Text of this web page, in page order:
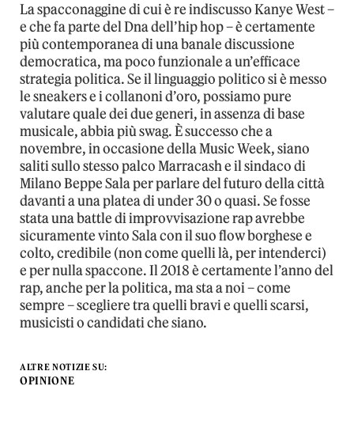
La spacconaggine di cui è re indiscusso Kanye West –
e che fa parte del Dna dell’hip hop – è certamente
più contemporanea di una banale discussione
democratica, ma poco funzionale a un’efficace
strategia politica. Se il linguaggio politico si è messo
le sneakers e i collanoni d’oro, possiamo pure
valutare quale dei due generi, in assenza di base
musicale, abbia più swag. È successo che a
novembre, in occasione della Music Week, siano
saliti sullo stesso palco Marracash e il sindaco di
Milano Beppe Sala per parlare del futuro della città
davanti a una platea di under 30 o quasi. Se fosse
stata una battle di improvvisazione rap avrebbe
sicuramente vinto Sala con il suo flow borghese e
colto, credibile (non come quelli là, per intenderci)
e per nulla spaccone. Il 2018 è certamente l’anno del
rap, anche per la politica, ma sta a noi – come
sempre – scegliere tra quelli bravi e quelli scarsi,
musicisti o candidati che siano.
ALTRE NOTIZIE SU:
OPINIONE